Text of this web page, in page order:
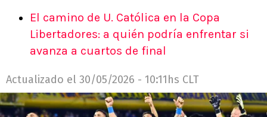
El camino de U. Católica en la Copa
Libertadores: a quién podría enfrentar si
avanza a cuartos de final
Actualizado el 30/05/2026 - 10:11hs CLT